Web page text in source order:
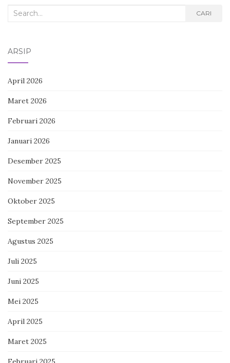
Search
CARI
ARSIP
April 2026
Maret 2026
Februari 2026
Januari 2026
Desember 2025
November 2025
Oktober 2025
September 2025
Agustus 2025
Juli 2025
Juni 2025
Mei 2025
April 2025
Maret 2025